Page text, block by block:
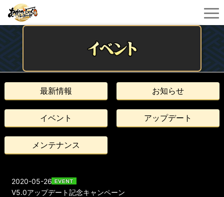
最新情報 お知らせ
イベント アップデート
メンテナンス
V5.0アップデート記念キャンペーン
2020-05-26